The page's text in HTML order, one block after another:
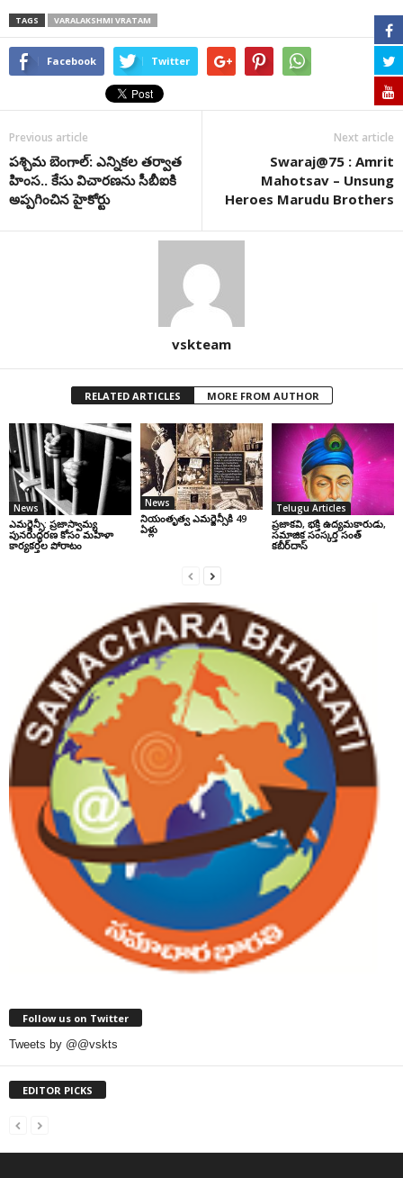
TAGS VARALAKSHMI VRATAM
Facebook Twitter
Previous article
ప‌శ్చిమ బెంగాల్‌: ఎన్నిక‌ల త‌ర్వాత
హింస.. కేసు విచార‌ణ‌ను సీబీఐకి
అప్ప‌గించిన హైకోర్టు
Next article
Swaraj@75 : Amrit
Mahotsav – Unsung
Heroes Marudu Brothers
vskteam
RELATED ARTICLES MORE FROM AUTHOR
News
ఎమర్జెన్సీ: ప్రజాస్వామ్య
పునరుద్ధరణ కోసం మహిళా
కార్యకర్తల పోరాటం
News
నియంతృత్వ ఎమర్జెన్సీకి 49
ఏళ్లు
Telugu Articles
ప్రజాకవి, భక్తి ఉద్యమకారుడు,
సమాజిక సంస్కర్త సంత్‌
కబీర్‌దాస్‌
Follow us on Twitter
Tweets by @@vskts
EDITOR PICKS